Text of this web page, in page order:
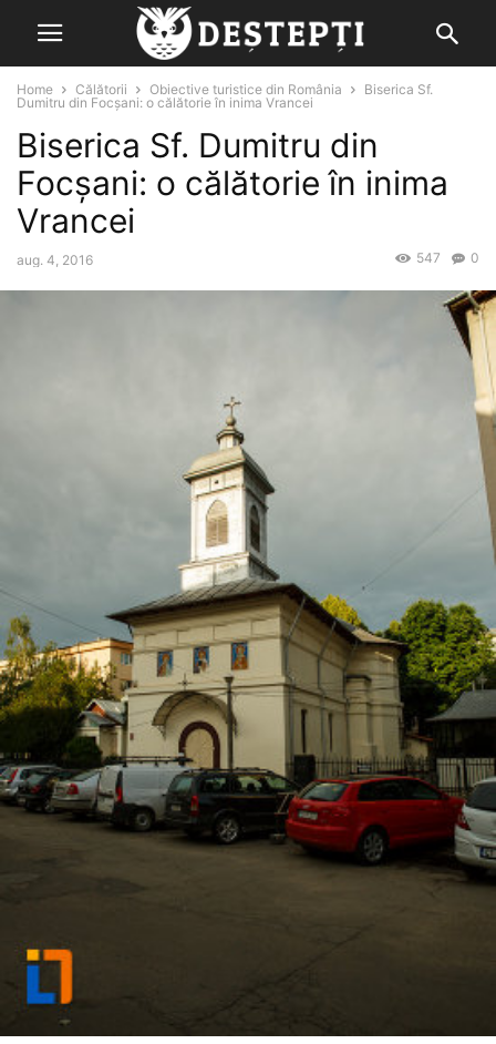
Home Călătorii Obiective turistice din România
Biserica Sf.
Dumitru din Focșani: o călătorie în inima Vrancei
Biserica Sf. Dumitru din
Focșani: o călătorie în inima
Vrancei
aug. 4, 2016 0
547